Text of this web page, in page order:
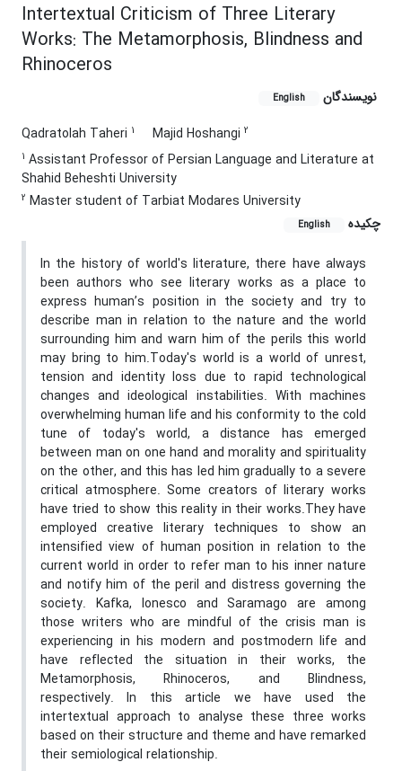
Intertextual Criticism of Three Literary
Works: The Metamorphosis, Blindness and
Rhinoceros
نویسندگان English
Qadratolah Taheri 1 Majid Hoshangi 2
1 Assistant Professor of Persian Language and Literature at
Shahid Beheshti University
2 Master student of Tarbiat Modares University
چکیده
English
In the history of world's literature, there have always
been authors who see literary works as a place to
express human’s position in the society and try to
describe man in relation to the nature and the world
surrounding him and warn him of the perils this world
may bring to him.Today's world is a world of unrest,
tension and identity loss due to rapid technological
changes and ideological instabilities. With machines
overwhelming human life and his conformity to the cold
tune of today's world, a distance has emerged
between man on one hand and morality and spirituality
on the other, and this has led him gradually to a severe
critical atmosphere. Some creators of literary works
have tried to show this reality in their works.They have
employed creative literary techniques to show an
intensified view of human position in relation to the
current world in order to refer man to his inner nature
and notify him of the peril and distress governing the
society. Kafka, Ionesco and Saramago are among
those writers who are mindful of the crisis man is
experiencing in his modern and postmodern life and
have reflected the situation in their works, the
Metamorphosis, Rhinoceros, and Blindness,
respectively. In this article we have used the
intertextual approach to analyse these three works
based on their structure and theme and have remarked
their semiological relationship.